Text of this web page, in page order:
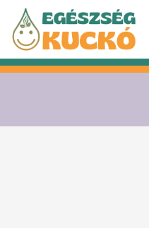
Kilépés
tartalomba